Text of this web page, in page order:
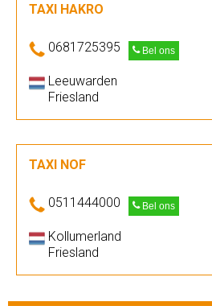
TAXI HAKRO
0681725395 Bel ons
Leeuwarden
Friesland
TAXI NOF
0511444000 Bel ons
Kollumerland
Friesland